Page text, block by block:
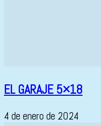
EL GARAJE 5×18
4 de enero de 2024